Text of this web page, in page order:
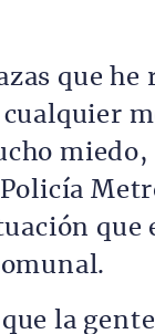
que
miedo,
la